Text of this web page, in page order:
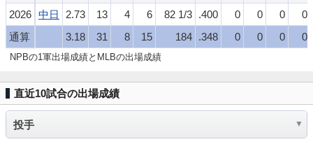
2026
通算
中日
2.73 13 4 6 82 1/3 .400 0 0 0
0
3.18
31 8 15 184 .348 0 0 0 0
NPBの1軍出場成績とMLBの出場成績
直近10試合の出場成績